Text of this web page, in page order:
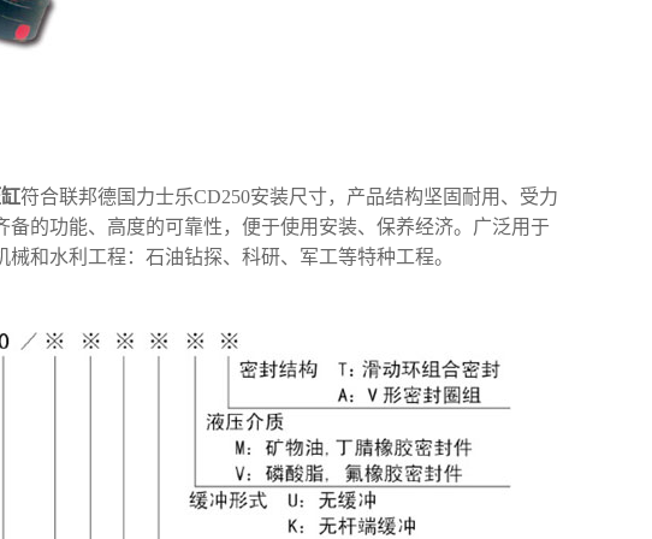
符合联邦德国力士乐CD250安装尺寸，产品结构坚固耐用、受力
的功能、高度的可靠性，便于使用安装、保养经济。广泛用于
和水利工程：石油钻探、科研、军工等特种工程。